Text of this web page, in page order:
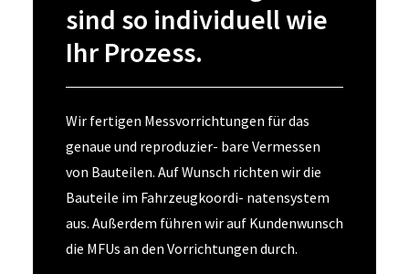
sind so individuell wie
Ihr Prozess.
Wir fertigen Messvorrichtungen für das
genaue und reproduzier- bare Vermessen
von Bauteilen. Auf Wunsch richten wir die
Bauteile im Fahrzeugkoordi- natensystem
aus. Außerdem führen wir auf Kundenwunsch
die MFUs an den Vorrichtungen durch.